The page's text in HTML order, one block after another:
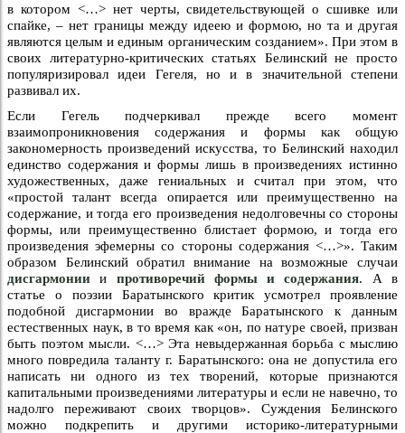
в котором <…> нет черты, свидетельствующей о сшивке или
спайке, – нет границы между идеею и формою, но та и другая
являются целым и единым органическим созданием». При этом в
своих литературно-критических статьях Белинский не просто
популяризировал идеи Гегеля, но и в значительной степени
развивал их.
Если Гегель подчеркивал прежде всего момент
взаимопроникновения содержания и формы как общую
закономерность произведений искусства, то Белинский находил
единство содержания и формы лишь в произведениях истинно
художественных, даже гениальных и считал при этом, что
«простой талант всегда опирается или преимущественно на
содержание, и тогда его произведения недолговечны со стороны
формы, или преимущественно блистает формою, и тогда его
произведения эфемерны со стороны содержания <…>». Таким
образом Белинский обратил внимание на возможные случаи
дисгармонии и противоречий формы и содержания. А в
статье о поэзии Баратынского критик усмотрел проявление
подобной дисгармонии во вражде Баратынского к данным
естественных наук, в то время как «он, по натуре своей, призван
быть поэтом мысли. <…> Эта невыдержанная борьба с мыслию
много повредила таланту г. Баратынского: она не допустила его
написать ни одного из тех творений, которые признаются
капитальными произведениями литературы и если не навечно, то
надолго переживают своих творцов». Суждения Белинского
можно подкрепить и другими историко-литературными